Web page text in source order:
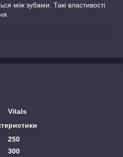
між зубами. Такі властивості
Vitals
250
300